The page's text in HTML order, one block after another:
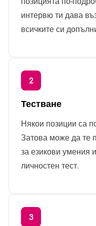
интервю ти дава
всичките си
Тестване
Някои позиции са
Затова може да те
за езикови умения
личностен тест.